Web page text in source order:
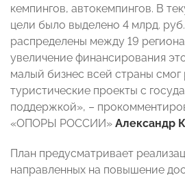
кемпингов, автокемпингов. В
цели было выделено 4 млрд.
распределены между 19
увеличение финансирования
малый бизнес всей страны смог
туристические проекты с
поддержкой», –
«ОПОРЫ РОССИИ» Александр
План предусматривает
направленных на повышение